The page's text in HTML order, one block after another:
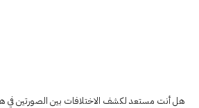
هل أنت مستعد لكشف الاختلافات بين الصورتين في